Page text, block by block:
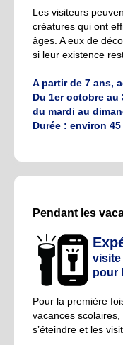
Les visiteurs
créatures qui ont
âges. A eux de
si leur existence
A partir de 7 ans,
Du 1er octobre au
du mardi au
Durée : environ
Pendant les
visite
pour
Pour la première
vacances
s’éteindre et les